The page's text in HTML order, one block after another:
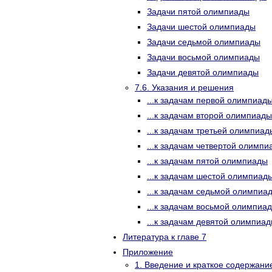
Задачи пятой олимпиады
Задачи шестой олимпиады
Задачи седьмой олимпиады
Задачи восьмой олимпиады
Задачи девятой олимпиады
7.6. Указания и решения
...к задачам первой
...к задачам второй олимпиады
...к задачам третьей
...к задачам четвертой
...к задачам пятой олимпиады
...к задачам шестой
...к задачам седьмой
...к задачам восьмой
...к задачам девятой
Литература к главе 7
Приложение
1. Введение и краткое